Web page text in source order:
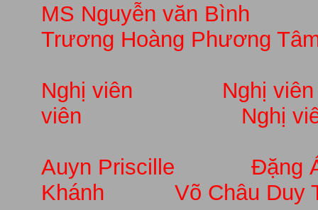
MS Nguyễn văn
Trương Hoàng Phương
Nghị viên
viên Nghị
Auyn Priscille Đặng
Khánh Võ Châu Duy